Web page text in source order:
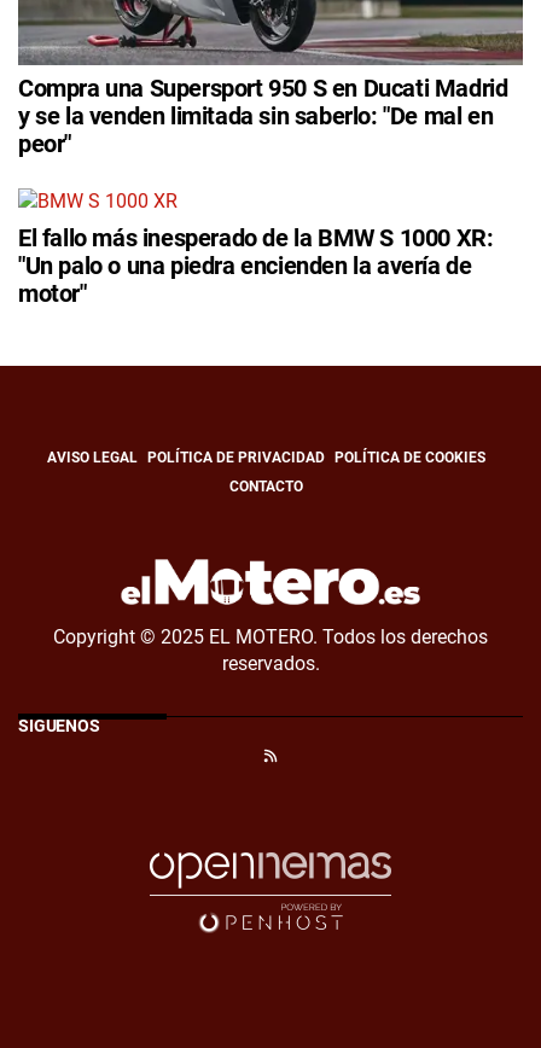
Compra una Supersport 950 S en Ducati Madrid
y se la venden limitada sin saberlo: "De mal en
peor"
El fallo más inesperado de la BMW S 1000 XR:
"Un palo o una piedra encienden la avería de
motor"
AVISO LEGAL POLÍTICA DE PRIVACIDAD
POLÍTICA DE COOKIES
CONTACTO
Copyright © 2025 EL MOTERO. Todos los derechos
reservados.
SÍGUENOS